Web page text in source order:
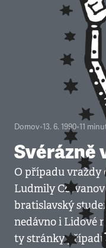
Domov•13. 6. 1990•11
Svérázně
O případu vraždy
Ludmily
bratislavský
nedávno i Lidové
ty stránky